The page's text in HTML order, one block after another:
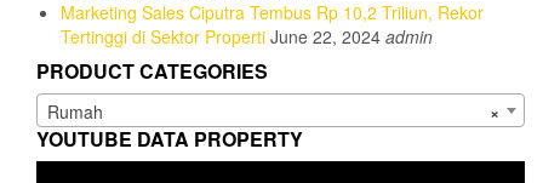
Marketing Sales Ciputra Tembus Rp 10,2 Triliun, Rekor
Tertinggi di Sektor Properti June 22, 2024 admin
PRODUCT CATEGORIES
×
Rumah
YOUTUBE DATA PROPERTY